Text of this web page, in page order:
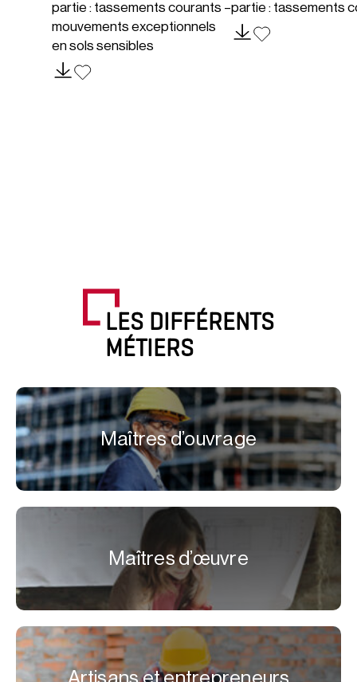
partie : tassements courants –
mouvements exceptionnels
en sols sensibles
partie : tassements
LES DIFFÉRENTS
MÉTIERS
Maîtres d’ouvrage
Maîtres d’œuvre
Artisans et entrepreneurs